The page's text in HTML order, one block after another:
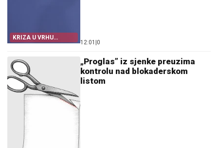
KRIZA U VRHU
NJEMAČKE
12:01 0
„Proglas” iz sjenke preuzima
kontrolu nad blokaderskom
listom